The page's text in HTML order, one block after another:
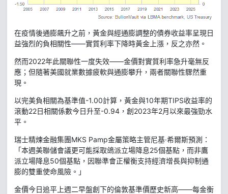
在疫情後通膨飆升之前，黃金與經通膨調整的債券收益率呈現日
益強烈的負相關性——實質利率下降時黃金上漲，反之亦然。
然而2022年此關聯性一度失效——金價對實質利率急升毫無反
應；但隨著美國就業數據疲軟與通膨攀升，兩者關聯性驟然重
現。
以完美負相關為基準值-1.00計算，黃金與10年期TIPS收益率的
滾動22日相關係數今日升至-0.94，創2023年2月以來最強勁水
平。
瑞士精煉金融集團MKS Pamp金屬策略主管尼基·希爾斯預測：
「本週美聯儲會議更可能採取鴿派立場降息25個基點，而非鷹
派立場降息50個基點，因聯準會正權衡支持經濟增長與抑制通
膨的雙重使命風險。」
金價今日追平上週二早盤創下的倫敦基準價歷史新高——每金衡